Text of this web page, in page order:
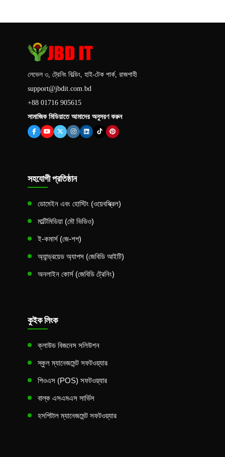
লেভেল ৩, ট্রেনিং বিল্ডিং, হাই-টেক পার্ক, রাজশাহী
support@jbdit.com.bd
+88 01716 905615
সামাজিক মিডিয়াতে আমাদের অনুসরণ করুন
সহযোগী প্রতিষ্ঠান
ডোমেইন এবং হোস্টিং (ওয়েবস্ক্রিল)
মাল্টিমিডিয়া (মৌ ভিডিও)
ই-কমার্স (জে-শপ)
অ্যান্ড্রয়েড অ্যাপস (জেবিডি আইটি)
অনলাইন কোর্স (জেবিডি ট্রেনিং)
কুইক লিংক
ক্লাউড বিজনেস সলিউশন
স্কুল ম্যানেজমেন্ট সফটওয়্যার
পিওএস (POS) সফটওয়্যার
বাল্ক এসএমএস সার্ভিস
হসপিটাল ম্যানেজমেন্ট সফটওয়্যার